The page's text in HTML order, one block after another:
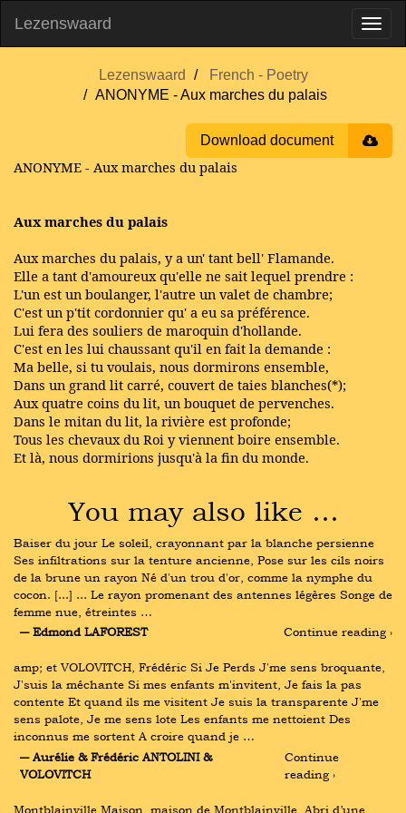
Lezenswaard
Lezenswaard
French - Poetry
ANONYME - Aux marches du palais
Download document
ANONYME - Aux marches du palais
Aux marches du palais
Aux marches du palais, y a un' tant bell' Flamande.
Elle a tant d'amoureux qu'elle ne sait lequel prendre :
L'un est un boulanger, l'autre un valet de chambre;
C'est un p'tit cordonnier qu' a eu sa préférence.
Lui fera des souliers de maroquin d'hollande.
C'est en les lui chaussant qu'il en fait la demande :
Ma belle, si tu voulais, nous dormirons ensemble,
Dans un grand lit carré, couvert de taies blanches(*);
Aux quatre coins du lit, un bouquet de pervenches.
Dans le mitan du lit, la rivière est profonde;
Tous les chevaux du Roi y viennent boire ensemble.
Et là, nous dormirions jusqu'à la fin du monde.
You may also like …
Baiser du jour Le soleil, crayonnant par la blanche persienne
Ses infiltrations sur la tenture ancienne, Pose sur les cils noirs
de la brune un rayon Né d'un trou d'or, comme la nymphe du
cocon. [...] ... Le rayon promenant des antennes légères Songe de
femme nue, étreintes …
― Edmond LAFOREST
Continue reading ›
amp; et VOLOVITCH, Frédéric Si Je Perds J'me sens broquante,
J'suis la méchante Si mes enfants m'invitent, Je fais la pas
contente Et quand ils me visitent Je suis la transparente J'me
sens palote, Je me sens lote Les enfants me nettoient Des
inconnus me sortent A croire quand je …
― Aurélie & Frédéric ANTOLINI &
VOLOVITCH
Continue
reading ›
Montblainville Maison, maison de Montblainville, Abri d’une